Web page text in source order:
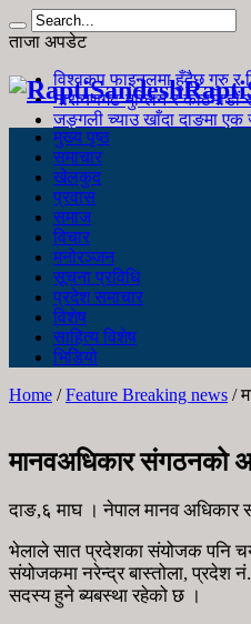
ताजा अपडेट
विश्वकप फाइनलमा हुँदैछ गुरु र
नारायणगढ-मुग्लिन र
जङ्गली च्याउ खाँदा दाङमा एक
मुख्य पृष्ठ
समाचार
खेलकुद
प्रवास
समाज
विचार
मनोरञ्जन
सूचना प्रविधि
प्रदेश समाचार
विशेष
साहित्य विशेष
भिडियो
Home /Feature Breaking news /
मानवअधिकार संगठनको
दाङ,६ माघ । नेपाल मानव अधिकार
भेलाले सात प्रदेशका संयोजक पनि
संयोजकमा नरेन्द्र बास्तोला, प्रदेश
सदस्य हुने ब्यबस्था रहेको छ ।